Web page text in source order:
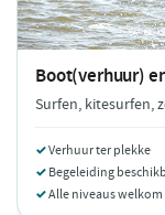
Boot(verhuur)
Surfen, kitesurfen,
Verhuur ter plekke
Begeleiding
Alle niveaus welkom